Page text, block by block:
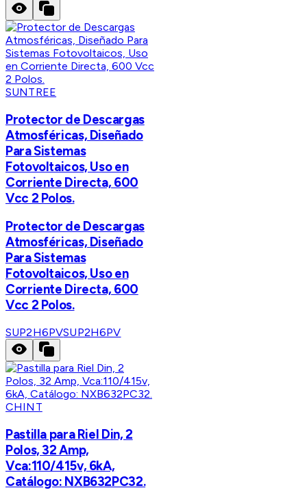
SUNTREE
Protector de Descargas
Atmosféricas, Diseñado
Para Sistemas
Fotovoltaicos, Uso en
Corriente Directa, 600
Vcc 2 Polos.
Protector de Descargas
Atmosféricas, Diseñado
Para Sistemas
Fotovoltaicos, Uso en
Corriente Directa, 600
Vcc 2 Polos.
SUP2H6PVSUP2H6PV
CHINT
Pastilla para Riel Din, 2
Polos, 32 Amp,
Vca:110/415v, 6kA,
Catálogo: NXB632PC32.